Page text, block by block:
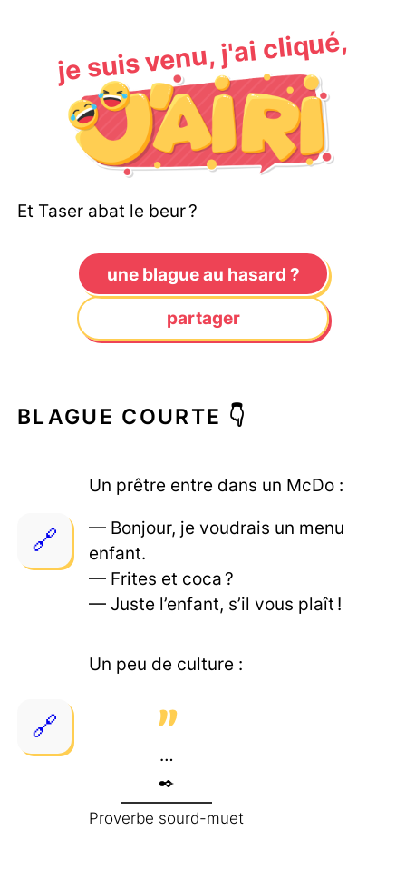
je suis venu, j'ai cliqué,
Et Taser abat le beur ?
une blague au hasard ?
partager
BLAGUE COURTE 👇
Un prêtre entre dans un McDo :
— Bonjour, je voudrais un menu
enfant.
— Frites et coca ?
— Juste l’enfant, s’il vous plaît !
Un peu de culture :
…
Proverbe sourd-muet